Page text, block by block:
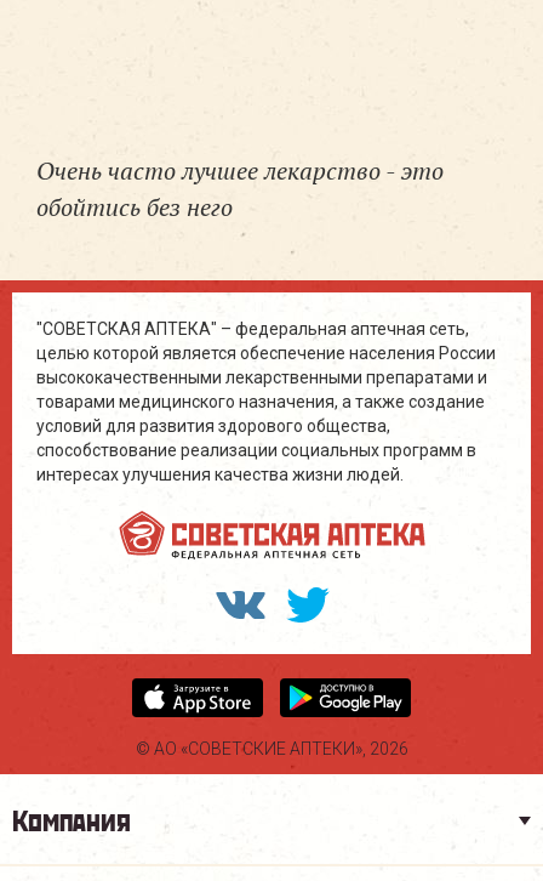
Очень часто лучшее лекарство - это
обойтись без него
"СОВЕТСКАЯ АПТЕКА" – федеральная аптечная сеть,
целью которой является обеспечение населения России
высококачественными лекарственными препаратами и
товарами медицинского назначения, а также создание
условий для развития здорового общества,
способствование реализации социальных программ в
интересах улучшения качества жизни людей.
© АО «СОВЕТСКИЕ АПТЕКИ», 2026
Компания